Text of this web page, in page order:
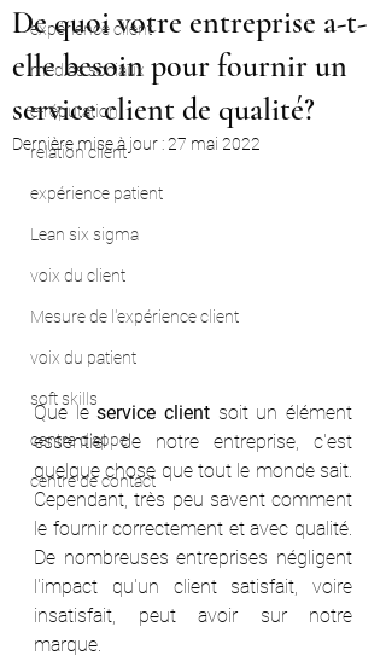
expérience client
médias sociaux
e-réputation
relation client
expérience patient
Lean six sigma
voix du client
Mesure de l'expérience client
voix du patient
soft skills
centre d'appel
centre de contact
De quoi votre entreprise a-t-
elle besoin pour fournir un
service client de qualité?
Dernière mise à jour :27 mai 2022
Que le service client soit un élément
essentiel de notre entreprise, c'est
quelque chose que tout le monde sait.
Cependant, très peu savent comment
le fournir correctement et avec qualité.
De nombreuses entreprises négligent
l'impact qu'un client satisfait, voire
insatisfait, peut avoir sur notre
marque.